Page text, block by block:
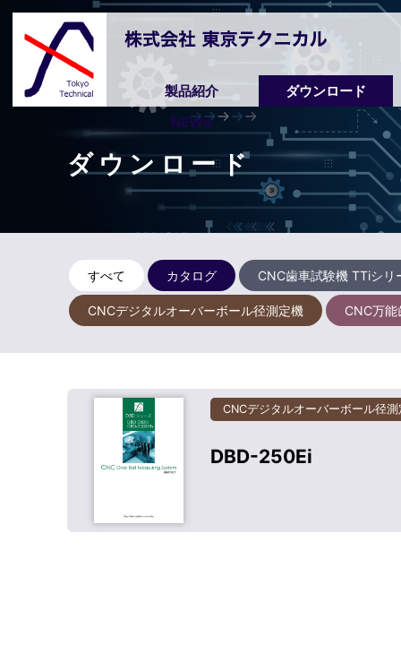
ダウンロード
製品紹介
ダウンロード
NEWS
すべて カタログ CNC歯車試験機 TTiシリ
CNCデジタルオーバーボール径測定機 CNC万
CNCデジタルオーバーボール径測
DBD-250Ei